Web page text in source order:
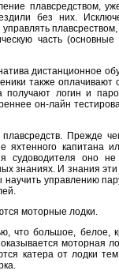
плавсредством,
без них.
часть
дистанционное
также
логин и
он-лайн
Прежде
яхтенного капитана
судоводителя оно
знаниях. И знания
управлению
моторные лодки.
что большое, белое,
моторная
катера от лодки